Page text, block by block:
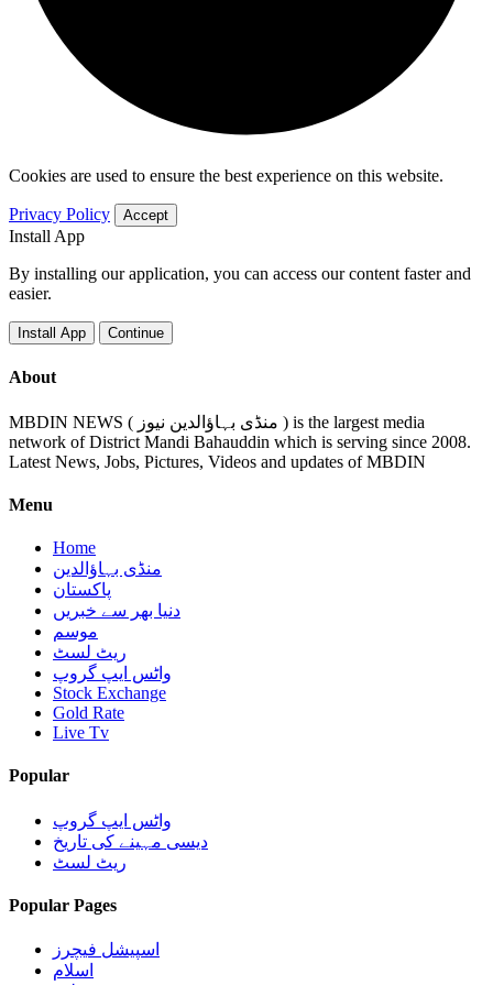
Cookies are used to ensure the best experience on this website.
Privacy Policy Accept
Install App
By installing our application, you can access our content faster and
easier.
Install App Continue
About
MBDIN NEWS ( منڈی بہاؤالدین نیوز ) is the largest media
network of District Mandi Bahauddin which is serving since 2008.
Latest News, Jobs, Pictures, Videos and updates of MBDIN
Menu
Home
منڈی بہاؤالدین
پاکستان
دنیا بھر سے خبریں
موسم
ریٹ لسٹ
واٹس ایپ گروپ
Stock Exchange
Gold Rate
Live Tv
Popular
واٹس ایپ گروپ
دیسی مہینے کی تاریخ
ریٹ لسٹ
Popular Pages
اسپیشل فیچرز
اسلام